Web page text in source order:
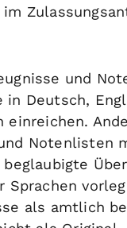
und
in Deutsch,
einreichen.
Notenlisten
Sprachen
als amtlich